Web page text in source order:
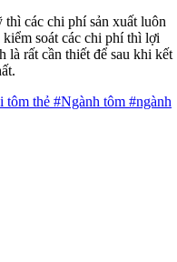
các chi phí sản xuất luôn
soát các chi phí thì lợi
là rất cần thiết để sau khi kết
tôm thẻ #Ngành tôm #ngành